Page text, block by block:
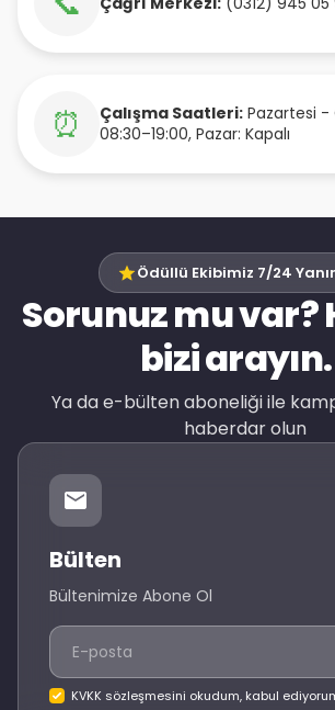
⏰ Çalışma Saatleri: Pazartesi -
08:30–19:00, Pazar: Kapalı
Ödüllü Ekibimiz 7/24
Sorunuz mu var?
bizi arayın.
Ya da e-bülten aboneliği ile
haberdar olun
Bülten
Bültenimize Abone Ol
KVKK sözleşmesini okudum, kabul